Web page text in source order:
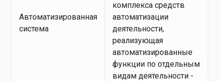
Автоматизированная
система
комплекса средств
автоматизации
деятельности,
реализующая
автоматизированные
функции по отдельным
видам деятельности -